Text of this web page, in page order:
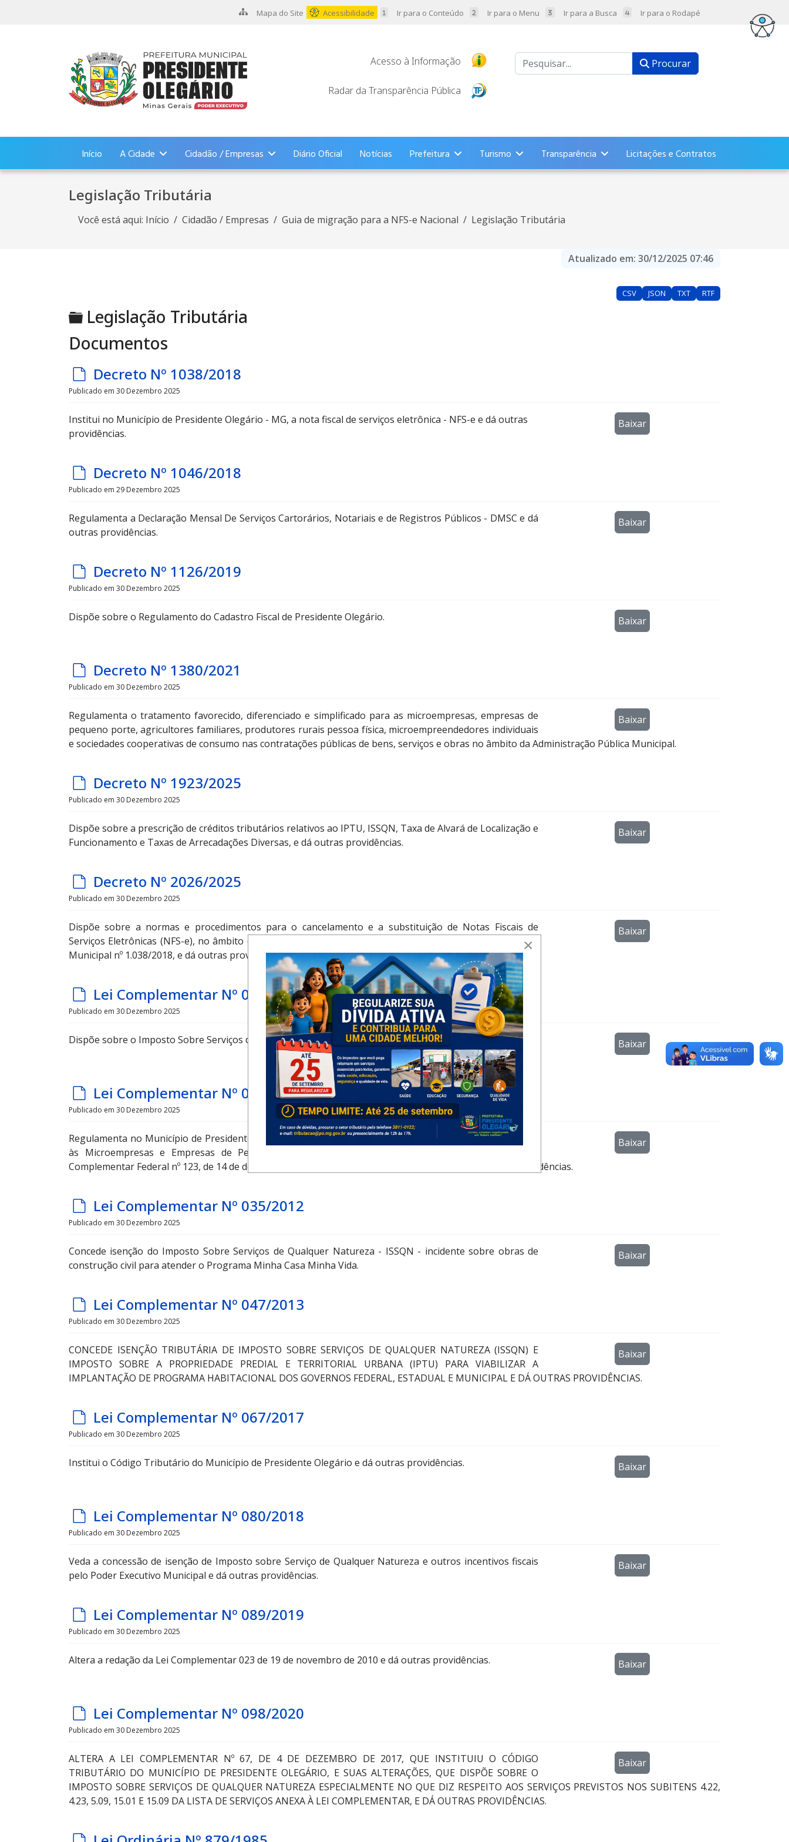
Mapa do Site Acessibilidade Ir para o Conteúdo Ir para o Menu Ir para a Busca Ir para o Rodapé
Acesso à Informação
Radar da Transparência Pública
Procurar Procurar
Início A Cidade Cidadão / Empresas Diário Oficial Notícias Prefeitura Turismo Transparência Licitações e Contratos
Legislação Tributária
Você está aqui: Início Cidadão / Empresas Guia de migração para a NFS-e Nacional Legislação Tributária
Atualizado em: 30/12/2025 07:46
CSV JSON TXT RTF
Pasta
Legislação Tributária
Documentos
d
e
a
u
t
Decreto Nº 1038/2018
Publicado em 30 Dezembro 2025
Baixar
Institui no Município de Presidente Olegário - MG, a nota fiscal de serviços eletrônica - NFS-e e dá outras
providências.
d
e
a
u
t
Decreto Nº 1046/2018
Publicado em 29 Dezembro 2025
Baixar
Regulamenta a Declaração Mensal De Serviços Cartorários, Notariais e de Registros Públicos - DMSC e dá
outras providências.
d
e
a
t
Decreto Nº 1126/2019
Publicado em 30 Dezembro 2025
Baixar
Dispõe sobre o Regulamento do Cadastro Fiscal de Presidente Olegário.
d
e
a
u
t
Decreto Nº 1380/2021
Publicado em 30 Dezembro 2025
Baixar
Regulamenta o tratamento favorecido, diferenciado e simplificado para as microempresas, empresas de
pequeno porte, agricultores familiares, produtores rurais pessoa física, microempreendedores individuais
e sociedades cooperativas de consumo nas contratações públicas de bens, serviços e obras no âmbito da Administração Pública Municipal.
d
e
a
u
t
Decreto Nº 1923/2025
Publicado em 30 Dezembro 2025
Baixar
Dispõe sobre a prescrição de créditos tributários relativos ao IPTU, ISSQN, Taxa de Alvará de Localização e
Funcionamento e Taxas de Arrecadações Diversas, e dá outras providências.
d
e
a
u
t
Decreto Nº 2026/2025
Publicado em 30 Dezembro 2025
Baixar
Dispõe sobre a normas e procedimentos para o cancelamento e a substituição de Notas Fiscais de
Serviços Eletrônicas (NFS-e), no âmbito do Município de Presidente Olegário/MG, nos termos do Decreto
Municipal nº 1.038/2018, e dá outras providências.
d
e
a
t
Lei Complementar Nº 004/2003
Publicado em 30 Dezembro 2025
Baixar
Dispõe sobre o Imposto Sobre Serviços de Qualquer Natureza - ISSQN e dá outras providências.
d
e
a
u
t
Lei Complementar Nº 023/2010
Publicado em 30 Dezembro 2025
Baixar
Regulamenta no Município de Presidente Olegário-MG tratamento diferenciado, favorecido e simplificado
às Microempresas e Empresas de Pequeno Porte e Empreendedor Individual de que trata a Lei
Complementar Federal nº 123, de 14 de dezembro de 2006, com as respectivas alterações, e dá outras providências.
d
e
a
u
t
Lei Complementar Nº 035/2012
Publicado em 30 Dezembro 2025
Baixar
Concede isenção do Imposto Sobre Serviços de Qualquer Natureza - ISSQN - incidente sobre obras de
construção civil para atender o Programa Minha Casa Minha Vida.
d
e
a
u
t
Lei Complementar Nº 047/2013
Publicado em 30 Dezembro 2025
Baixar
CONCEDE ISENÇÃO TRIBUTÁRIA DE IMPOSTO SOBRE SERVIÇOS DE QUALQUER NATUREZA (ISSQN) E
IMPOSTO SOBRE A PROPRIEDADE PREDIAL E TERRITORIAL URBANA (IPTU) PARA VIABILIZAR A
IMPLANTAÇÃO DE PROGRAMA HABITACIONAL DOS GOVERNOS FEDERAL, ESTADUAL E MUNICIPAL E DÁ OUTRAS PROVIDÊNCIAS.
d
e
a
t
Lei Complementar Nº 067/2017
Publicado em 30 Dezembro 2025
Baixar
Institui o Código Tributário do Município de Presidente Olegário e dá outras providências.
d
e
a
u
t
Lei Complementar Nº 080/2018
Publicado em 30 Dezembro 2025
Baixar
Veda a concessão de isenção de Imposto sobre Serviço de Qualquer Natureza e outros incentivos fiscais
pelo Poder Executivo Municipal e dá outras providências.
d
e
a
t
Lei Complementar Nº 089/2019
Publicado em 30 Dezembro 2025
Baixar
Altera a redação da Lei Complementar 023 de 19 de novembro de 2010 e dá outras providências.
d
e
a
u
l
Lei Complementar Nº 098/2020
Publicado em 30 Dezembro 2025
Baixar
ALTERA A LEI COMPLEMENTAR Nº 67, DE 4 DE DEZEMBRO DE 2017, QUE INSTITUIU O CÓDIGO
TRIBUTÁRIO DO MUNICÍPIO DE PRESIDENTE OLEGÁRIO, E SUAS ALTERAÇÕES, QUE DISPÕE SOBRE O
IMPOSTO SOBRE SERVIÇOS DE QUALQUER NATUREZA ESPECIALMENTE NO QUE DIZ RESPEITO AOS SERVIÇOS PREVISTOS NOS SUBITENS 4.22,
4.23, 5.09, 15.01 E 15.09 DA LISTA DE SERVIÇOS ANEXA À LEI COMPLEMENTAR, E DÁ OUTRAS PROVIDÊNCIAS.
×